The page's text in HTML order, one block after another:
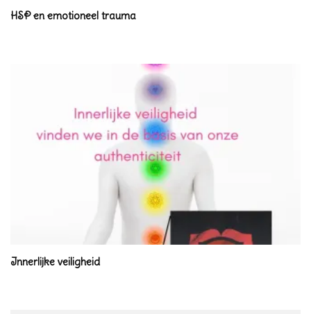
HSP en emotioneel trauma
Innerlijke veiligheid